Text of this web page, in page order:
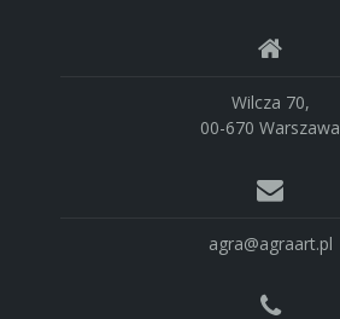
Wilcza 70,
00-670 Warszawa
agra@agraart.pl